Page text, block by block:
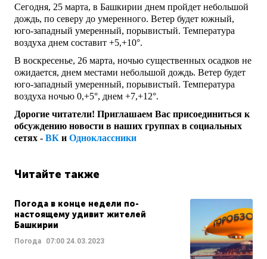
Сегодня, 25 марта, в Башкирии днем пройдет небольшой
дождь, по северу до умеренного. Ветер будет южный,
юго-западный умеренный, порывистый. Температура
воздуха днем составит +5,+10°.
В воскресенье, 26 марта, ночью существенных осадков не
ожидается, днем местами небольшой дождь. Ветер будет
юго-западный умеренный, порывистый. Температура
воздуха ночью 0,+5°, днем +7,+12°.
Дорогие читатели! Приглашаем Вас присоединиться к
обсуждению новости в наших группах в социальных
сетях - ВК и Одноклассники
Читайте также
Погода в конце недели по-
настоящему удивит жителей
Башкирии
Погода 07:00 24.03.2023